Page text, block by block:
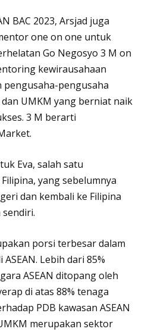
BAC 2023, Arsjad juga
one on one untuk
Go Negosyo 3 M on
kewirausahaan
pengusaha
UMKM yang berniat naik
3 M berarti
Eva, salah satu
yang sebelumnya
dan kembali ke Filipina
porsi terbesar dalam
Lebih dari 85%
ASEAN ditopang oleh
di atas 88% tenaga
PDB kawasan ASEAN
merupakan sektor